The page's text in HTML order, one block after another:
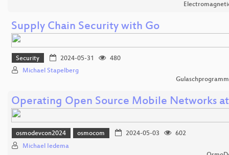
Supply Chain Security with Go
Security 2024-05-31
480
Michael Stapelberg
Operating Open Source Mobile Networks
osmodevcon2024 osmocom 2024-05-03
602
Michael Iedema